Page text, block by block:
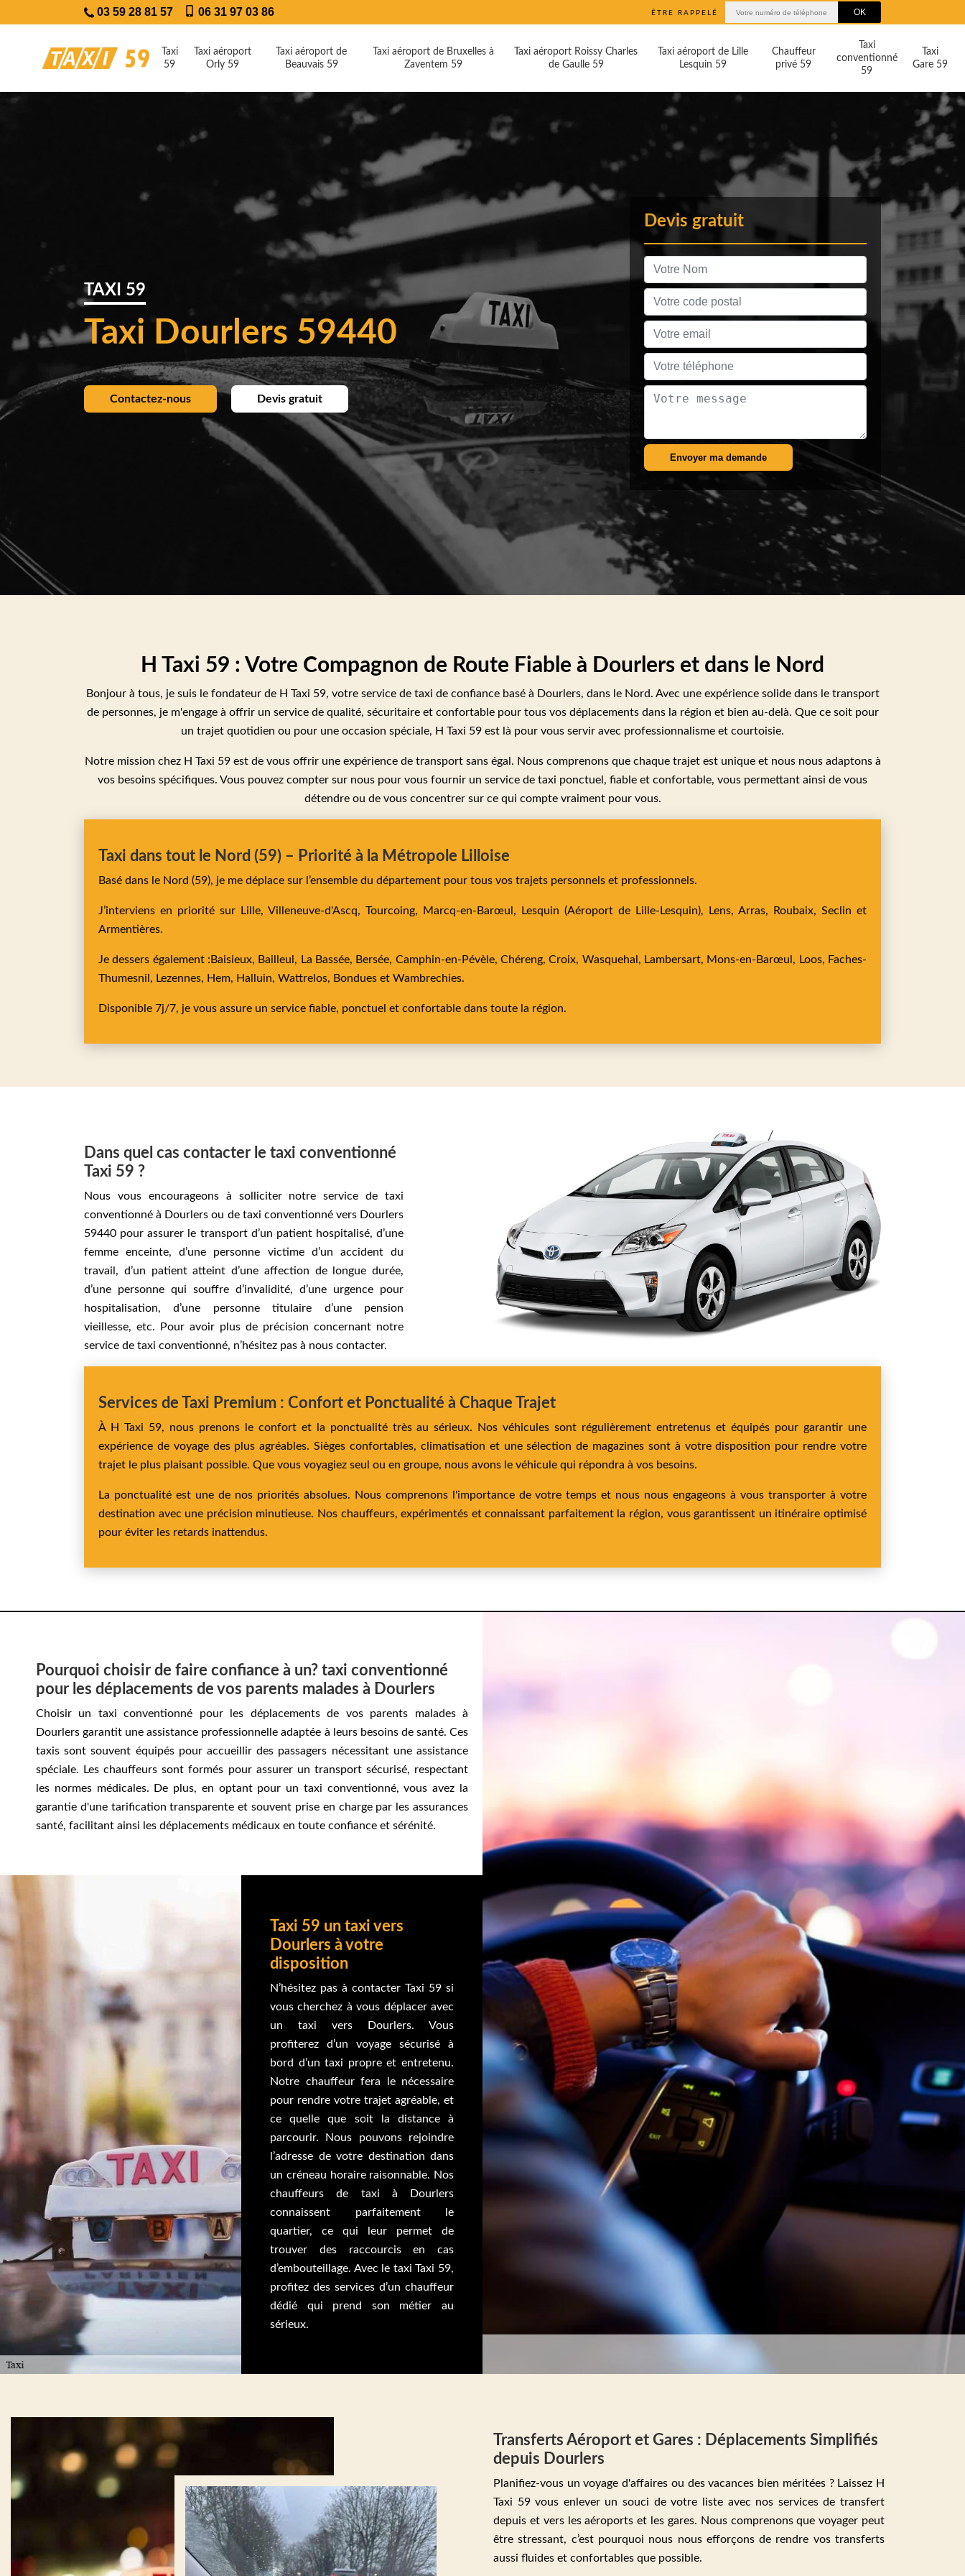
03 59 28 81 57 06 31 97 03 86 ÊTRE RAPPELÉ
Taxi
59
Taxi aéroport
Orly 59
Taxi aéroport de
Beauvais 59
Taxi aéroport de Bruxelles à
Zaventem 59
Taxi aéroport Roissy Charles
de Gaulle 59
Taxi aéroport de Lille
Lesquin 59
Chauffeur
privé 59
Taxi
conventionné
59
Taxi
Gare 59
TAXI 59
Taxi Dourlers 59440
Contactez-nous Devis gratuit
Devis gratuit
H Taxi 59 : Votre Compagnon de Route Fiable à Dourlers et dans le Nord
Bonjour à tous, je suis le fondateur de H Taxi 59, votre service de taxi de confiance basé à Dourlers, dans le Nord. Avec une expérience solide dans le transport
de personnes, je m'engage à offrir un service de qualité, sécuritaire et confortable pour tous vos déplacements dans la région et bien au-delà. Que ce soit pour
un trajet quotidien ou pour une occasion spéciale, H Taxi 59 est là pour vous servir avec professionnalisme et courtoisie.
Notre mission chez H Taxi 59 est de vous offrir une expérience de transport sans égal. Nous comprenons que chaque trajet est unique et nous nous adaptons à
vos besoins spécifiques. Vous pouvez compter sur nous pour vous fournir un service de taxi ponctuel, fiable et confortable, vous permettant ainsi de vous
détendre ou de vous concentrer sur ce qui compte vraiment pour vous.
Taxi dans tout le Nord (59) – Priorité à la Métropole Lilloise
Basé dans le Nord (59), je me déplace sur l’ensemble du département pour tous vos trajets personnels et professionnels.
J’interviens en priorité sur Lille, Villeneuve-d'Ascq, Tourcoing, Marcq-en-Barœul, Lesquin (Aéroport de Lille-Lesquin), Lens, Arras, Roubaix, Seclin et
Armentières.
Je dessers également : Baisieux, Bailleul, La Bassée, Bersée, Camphin-en-Pévèle,Chéreng,Croix, Wasquehal, Lambersart, Mons-en-Barœul, Loos, Faches-
Thumesnil, Lezennes, Hem, Halluin, Wattrelos, Bondues et Wambrechies.
Disponible 7j/7, je vous assure un service fiable, ponctuel et confortable dans toute la région.
Dans quel cas contacter le taxi conventionné
Taxi 59 ?
Nous vous encourageons à solliciter notre service de taxi
conventionné à Dourlers ou de taxi conventionné vers Dourlers
59440 pour assurer le transport d’un patient hospitalisé, d’une
femme enceinte, d’une personne victime d’un accident du
travail, d’un patient atteint d’une affection de longue durée,
d’une personne qui souffre d’invalidité, d’une urgence pour
hospitalisation, d’une personne titulaire d’une pension
vieillesse, etc. Pour avoir plus de précision concernant notre
service de taxi conventionné, n’hésitez pas à nous contacter.
Services de Taxi Premium : Confort et Ponctualité à Chaque Trajet
À H Taxi 59, nous prenons le confort et la ponctualité très au sérieux. Nos véhicules sont régulièrement entretenus et équipés pour garantir une
expérience de voyage des plus agréables. Sièges confortables, climatisation et une sélection de magazines sont à votre disposition pour rendre votre
trajet le plus plaisant possible. Que vous voyagiez seul ou en groupe, nous avons le véhicule qui répondra à vos besoins.
La ponctualité est une de nos priorités absolues. Nous comprenons l'importance de votre temps et nous nous engageons à vous transporter à votre
destination avec une précision minutieuse. Nos chauffeurs, expérimentés et connaissant parfaitement la région, vous garantissent un itinéraire optimisé
pour éviter les retards inattendus.
Pourquoi choisir de faire confiance à un? taxi conventionné
pour les déplacements de vos parents malades à Dourlers
Choisir un taxi conventionné pour les déplacements de vos parents malades à
Dourlers garantit une assistance professionnelle adaptée à leurs besoins de santé. Ces
taxis sont souvent équipés pour accueillir des passagers nécessitant une assistance
spéciale. Les chauffeurs sont formés pour assurer un transport sécurisé, respectant
les normes médicales. De plus, en optant pour un taxi conventionné, vous avez la
garantie d'une tarification transparente et souvent prise en charge par les assurances
santé, facilitant ainsi les déplacements médicaux en toute confiance et sérénité.
Taxi 59 un taxi vers
Dourlers à votre
disposition
N’hésitez pas à contacter Taxi 59 si
vous cherchez à vous déplacer avec
un taxi vers Dourlers. Vous
profiterez d’un voyage sécurisé à
bord d’un taxi propre et entretenu.
Notre chauffeur fera le nécessaire
pour rendre votre trajet agréable, et
ce quelle que soit la distance à
parcourir. Nous pouvons rejoindre
l’adresse de votre destination dans
un créneau horaire raisonnable. Nos
chauffeurs de taxi à Dourlers
connaissent parfaitement le
quartier, ce qui leur permet de
trouver des raccourcis en cas
d’embouteillage. Avec le taxi Taxi 59,
profitez des services d’un chauffeur
dédié qui prend son métier au
sérieux.
Transferts Aéroport et Gares : Déplacements Simplifiés
depuis Dourlers
Planifiez-vous un voyage d'affaires ou des vacances bien méritées ? Laissez H
Taxi 59 vous enlever un souci de votre liste avec nos services de transfert
depuis et vers les aéroports et les gares. Nous comprenons que voyager peut
être stressant, c’est pourquoi nous nous efforçons de rendre vos transferts
aussi fluides et confortables que possible.